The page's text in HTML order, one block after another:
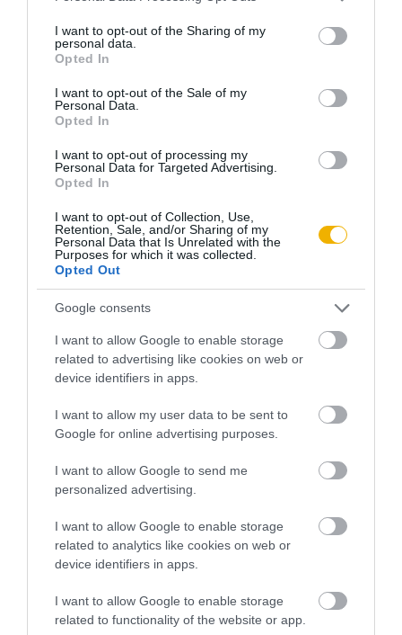
not limited to your visit or usage behaviour. You may click to
grant or deny consent to Google and its third-party tags to
use your data for below specified purposes in below Google
consent section.
I want to opt-out of the Sharing of my
personal data.
Opted In
I want to opt-out of the Sale of my
Personal Data.
Opted In
I want to opt-out of processing my
Personal Data for Targeted Advertising.
Opted In
I want to opt-out of Collection, Use,
Retention, Sale, and/or Sharing of my
Personal Data that Is Unrelated with the
Purposes for which it was collected.
Opted Out
Google consents
I want to allow Google to enable storage
related to advertising like cookies on web or
device identifiers in apps.
I want to allow my user data to be sent to
Google for online advertising purposes.
I want to allow Google to send me
personalized advertising.
I want to allow Google to enable storage
related to analytics like cookies on web or
device identifiers in apps.
I want to allow Google to enable storage
related to functionality of the website or app.
akárcsak egy évvel később, szeptember 18-án, a
Kongresszus épületének alapkőletételekor. Egyesek az
jelképek szerint készült. Ezek alapján a Capitolium (a
Kongresszus épülete) egy körző központja, amelynek két
a Fehér Házhoz vezető Pennsylvania sugárút. A Fehér Ház, a
Jefferson emlékmű és a Capitolium épülete háromszöget
alkot. Csakhogy amikor Pierre Charles L’Enfant 1791-ben
felvázolta a város tervét, a Potomac sokkal nagyobb
területet foglalt még el, s elöntötte mind a Lincoln-, mind a
Jefferson-emlékmű mai helyét. Az amerikai szövetségi
főváros csak a következő száz év folyamán nyerte el mai
formáját és emlékműveit. Tervezői és építőinek nemzedékei
pedig valószínűleg inkább az áttekinthető, egyenes irányok
megőrzésére és geometriai elvek alkalmazására törekedtek,
mintsem arra, hogy a légifotókat vizsgáló utókor
szabadkőműves jelképeket fedezzen fel az utcák
ülését az új fővárosban, és John Adams elnök is ekkor
költözött ide.